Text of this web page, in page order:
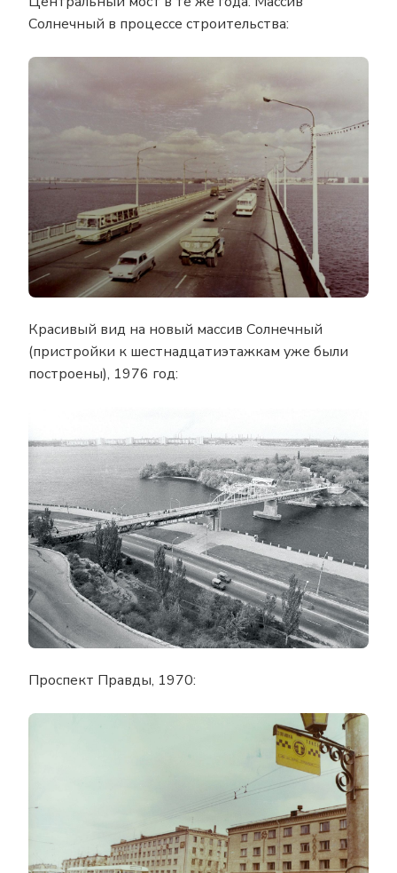
Солнечный в процессе строительства:
Красивый вид на новый массив Солнечный
(пристройки к шестнадцатиэтажкам уже были
построены), 1976 год:
Проспект Правды, 1970: